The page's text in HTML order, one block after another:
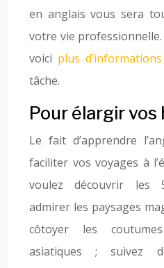
en anglais vous sera
votre vie
voici plus d’informations
tâche.
Pour élargir vos
Le fait d’apprendre
faciliter vos voyages à
voulez découvrir les
admirer les paysages
côtoyer les
asiatiques ; suivez